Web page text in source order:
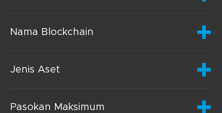
Nama Blockchain
Jenis Aset
Pasokan Maksimum